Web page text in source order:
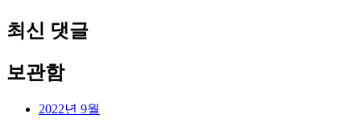
최신 댓글
보관함
2022년 9월